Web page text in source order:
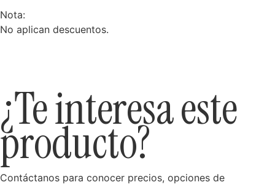
Nota:
No aplican descuentos.
¿Te interesa este
producto?
Contáctanos para conocer precios, opciones de